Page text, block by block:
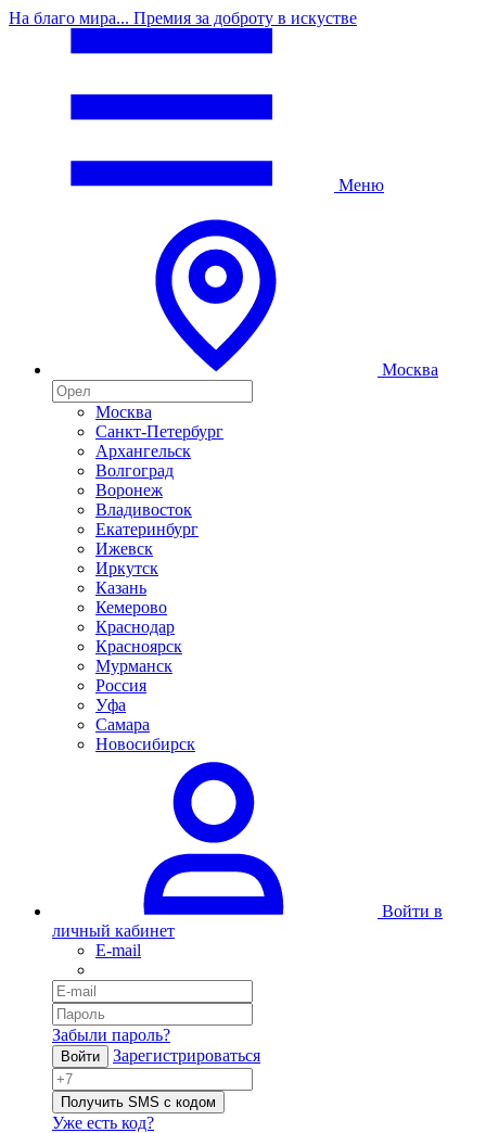
На благо мира... Премия за доброту в искустве
Меню
Москва
Москва
Санкт-Петербург
Архангельск
Волгоград
Воронеж
Владивосток
Екатеринбург
Ижевск
Иркутск
Казань
Кемерово
Краснодар
Красноярск
Мурманск
Россия
Уфа
Самара
Новосибирск
Войти в
личный кабинет
E-mail
Забыли пароль?
Войти Зарегистрироваться
Получить SMS с кодом
Уже есть код?